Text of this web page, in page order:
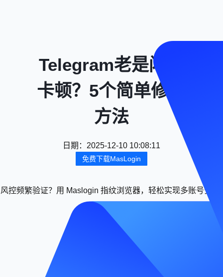
Telegram老是闪退
卡顿？5个简单修复
方法
日期 ： 2025-12-10 10:08:11
免费下载MasLogin
控频繁验证？用 Maslogin 指纹浏览器，轻松实现多账号安